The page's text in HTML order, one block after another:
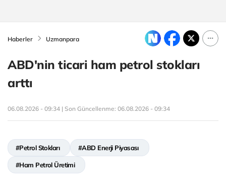
Haberler Uzmanpara
ABD'nin ticari ham petrol stokları
arttı
06.08.2026 - 09:34 | Son Güncellenme: 06.08.2026 - 09:34
#Petrol Stokları #ABD Enerji Piyasası
#Ham Petrol Üretimi